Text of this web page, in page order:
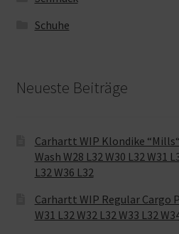
Schuhe
Neueste Beiträge
Carhartt WIP Klondike
Wash W28 L32 W30 L32 W31
L32 W36 L32
Carhartt WIP Regular Cargo
W31 L32 W32 L32 W33 L32